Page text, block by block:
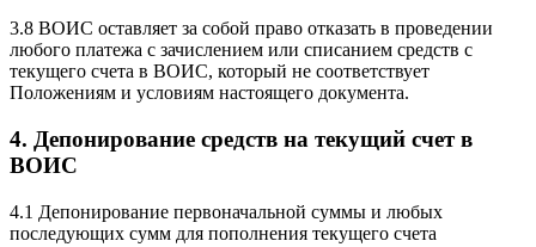
3.8 ВОИС оставляет за собой право отказать в проведении
любого платежа с зачислением или списанием средств с
текущего счета в ВОИС, который не соответствует
Положениям и условиям настоящего документа.
4. Депонирование средств на текущий счет в
ВОИС
4.1 Депонирование первоначальной суммы и любых
последующих сумм для пополнения текущего счета